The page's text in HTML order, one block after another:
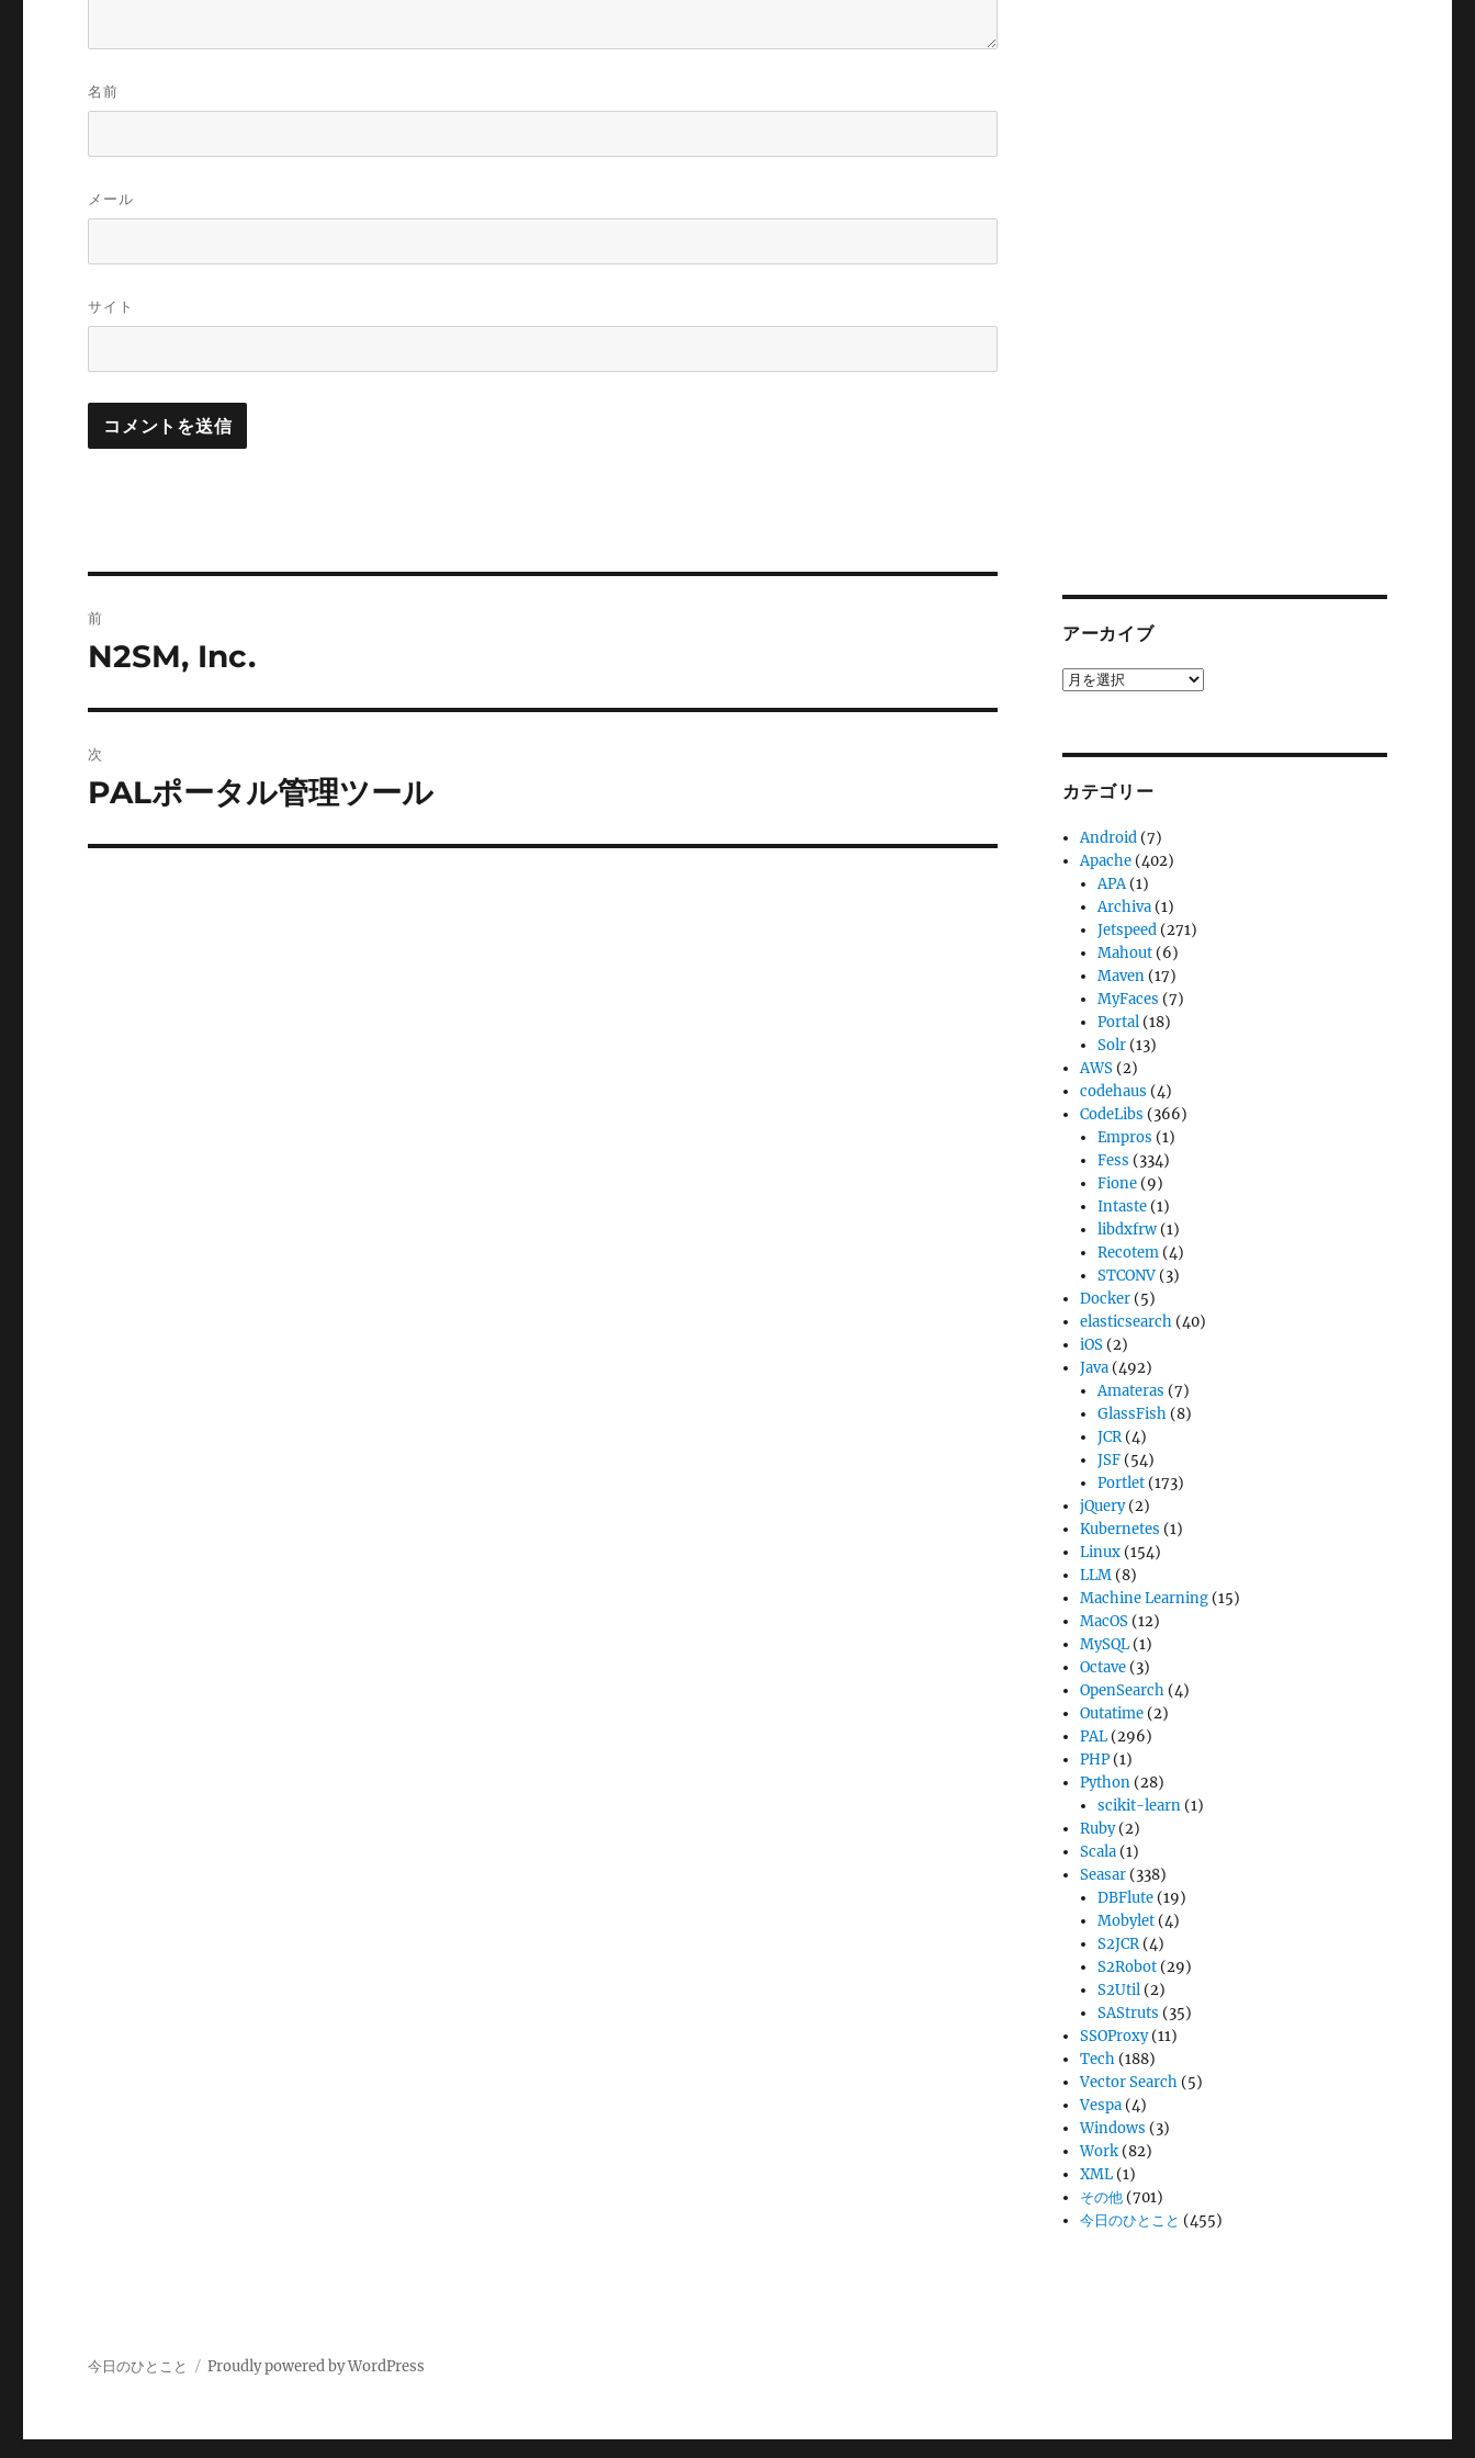
名前
メール
サイト
稿
ゲ
前
前
投
稿:
N2SM, Inc.
次
次
投
PALポータル管理ツール
アーカイブ
ア
カテゴリー
Android (7)
Apache (402)
APA(1)
Archiva (1)
Jetspeed (271)
Mahout (6)
Maven (17)
MyFaces (7)
Portal (18)
Solr (13)
AWS (2)
codehaus (4)
CodeLibs (366)
Empros (1)
Fess (334)
Fione (9)
Intaste (1)
libdxfrw (1)
Recotem (4)
STCONV (3)
Docker (5)
elasticsearch (40)
iOS (2)
Java (492)
Amateras (7)
GlassFish (8)
JCR(4)
JSF (54)
Portlet (173)
jQuery(2)
Kubernetes (1)
Linux (154)
LLM (8)
Machine Learning (15)
MacOS (12)
MySQL (1)
Octave (3)
OpenSearch (4)
Outatime (2)
PAL (296)
PHP (1)
Python (28)
scikit-learn (1)
Ruby(2)
Scala (1)
Seasar (338)
DBFlute (19)
Mobylet (4)
S2JCR(4)
S2Robot (29)
S2Util (2)
SAStruts (35)
SSOProxy(11)
Tech (188)
Vector Search (5)
Vespa (4)
Windows (3)
Work (82)
XML (1)
その他 (701)
今日のひとこと (455)
今日のひとこと Proudly powered by WordPress